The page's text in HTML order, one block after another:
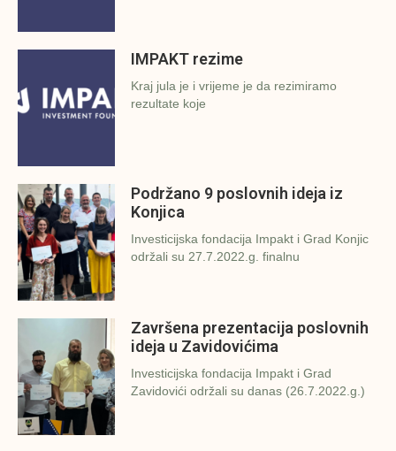
IMPAKT rezime
Kraj jula je i vrijeme je da rezimiramo
rezultate koje
Podržano 9 poslovnih ideja iz
Konjica
Investicijska fondacija Impakt i Grad Konjic
održali su 27.7.2022.g. finalnu
Završena prezentacija poslovnih
ideja u Zavidovićima
Investicijska fondacija Impakt i Grad
Zavidovići održali su danas (26.7.2022.g.)